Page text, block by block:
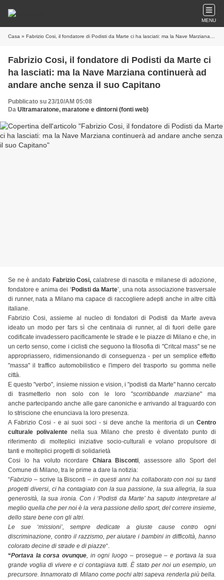
MENU
Casa » Fabrizio Cosi, il fondatore di Podisti da Marte ci ha lasciati: ma la Nave Marziana continuerà ad andare anche senza il suo Capitano
Fabrizio Cosi, il fondatore di Podisti da Marte ci
ha lasciati: ma la Nave Marziana continuerà ad
andare anche senza il suo Capitano
Pubblicato su 23/10/AM 05:08
Da Ultramaratone, maratone e dintorni (fonti web)
Se ne è andato Fabrizio Cosi, calabrese di nascita e milanese di adozione,
fondatore e anima dei ‘ Podisti da Marte’, una nota associazione trasversale
di runner, nata a Milano ma capace di raccogliere adepti anche in altre città
italiane.
Fabrizio Cosi, assieme al nucleo di fondatori di Podisti da Marte aveva
ideato un modo per fars sì che centinaia di runner, al di fuori delle gare
codificate invadessero pacificamente le strade e le piazze di Milano e che, in
un certo senso, come i ciclisti che seguono la filosofia di "Critcal mass" se ne
appropriassero, ridimensionando di conseguenza - per un semplice effetto
"massa" il traffico automobilistico e l'impero del trasporto su gomma nelle
città.
E questo "verbo", insieme nission e vision, i "podisti da Marte" hanno cercato
di trasmetterlo non solo con le loro "scorribbande marziane" ma
anche partecipando anche alle gare canoniche e arrivando al traguardo con
lo striscione che enunciava la loro presenza.
A Fabrizio Cosi - e ai suoi soci - si deve anche la meritoria di un Centro
culturale polivalentenella sua Milano che presto è diventato punto di
riferimento di molteplici iniziative socio-culturali e volano propulsore di
tanti e molteplici progetti di solidarietà
Cosi lo ha voluto ricordare Chiara Bisconti, assessore allo Sport del
Comune di Milano, tra le prime a dare la notizia:
“Fabrizio – scrive la Bisconti – in questi anni ha collaborato con noi su tanti
progetti diversi, ci ha contagiato con la sua passione, la sua allegria, la sua
generosità, la sua ironia. Con i ‘Podisti da Marte’ ha saputo interpretare al
meglio quella che per noi è la vera passione dello sport, del correre insieme,
dello stare bene con gli altri.
Le sue ‘missioni’, sempre dedicate a giuste cause contro ogni
discriminazione, contro il razzismo, per aiutare i bambini in difficoltà, hanno
colorato decine di strade e di piazze“.
“Portava la corsa ovunque, in ogni luogo – prosegue – e portava la sua
grande voglia di vivere e ci contagiava tutti. È stato per noi un esempio, un
precursore. Innamorato di Milano come pochi altri sapeva renderla più bella.